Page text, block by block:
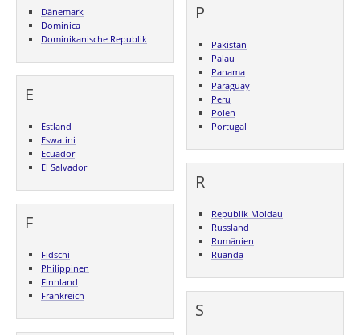
Dänemark
Dominica
Dominikanische Republik
E
Estland
Eswatini
Ecuador
El Salvador
F
Fidschi
Philippinen
Finnland
Frankreich
P
Pakistan
Palau
Panama
Paraguay
Peru
Polen
Portugal
R
Republik Moldau
Russland
Rumänien
Ruanda
S